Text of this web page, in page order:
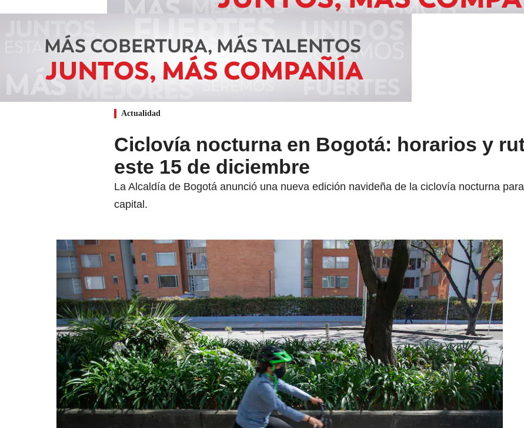
Actualidad
Ciclovía nocturna en Bogotá: horarios y
este 15 de diciembre
La Alcaldía de Bogotá anunció una nueva edición navideña de la ciclovía nocturna
capital.